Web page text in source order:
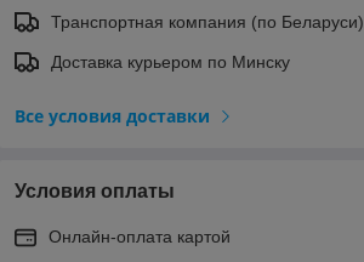
Транспортная компания (по Беларуси)
Доставка курьером по Минску
Все условия доставки
Условия оплаты
Онлайн-оплата картой